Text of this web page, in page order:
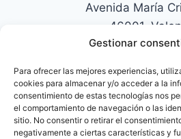
Gestionar
Para ofrecer las mejores experiencias,
cookies para almacenar y/o acceder a la
consentimiento de estas tecnologías nos
el comportamiento de navegación o las
sitio. No consentir o retirar el
negativamente a ciertas características y
Avenida María
46001,
Email:
Tel:633 375